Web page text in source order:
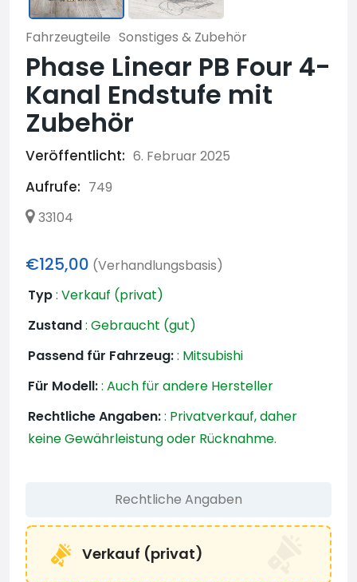
Fahrzeugteile Sonstiges & Zubehör
Phase Linear PB Four 4-
Kanal Endstufe mit
Zubehör
Veröffentlicht: 6. Februar 2025
Aufrufe: 749
33104
€125,00 (Verhandlungsbasis)
Typ: Verkauf (privat)
Zustand: Gebraucht (gut)
Passend für Fahrzeug:: Mitsubishi
Für Modell:: Auch für andere Hersteller
Rechtliche Angaben:: Privatverkauf, daher
keine Gewährleistung oder Rücknahme.
Rechtliche Angaben
Verkauf (privat)